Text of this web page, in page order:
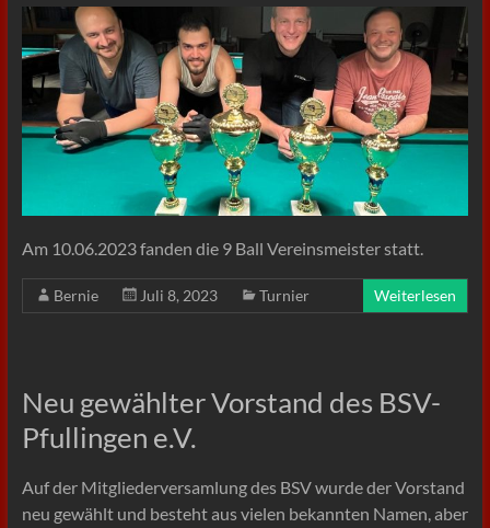
Am 10.06.2023 fanden die 9 Ball Vereinsmeister statt.
Bernie Juli 8, 2023 Turnier Weiterlesen
Neu gewählter Vorstand des BSV-
Pfullingen e.V.
Auf der Mitgliederversamlung des BSV wurde der Vorstand
neu gewählt und besteht aus vielen bekannten Namen, aber